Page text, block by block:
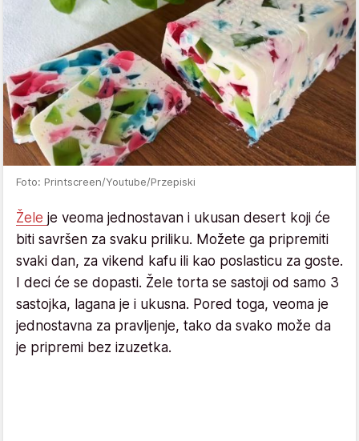
Foto: Printscreen/Youtube/Przepiski
Žele je veoma jednostavan i ukusan desert koji će
biti savršen za svaku priliku. Možete ga pripremiti
svaki dan, za vikend kafu ili kao poslasticu za goste.
I deci će se dopasti. Žele torta se sastoji od samo 3
sastojka, lagana je i ukusna. Pored toga, veoma je
jednostavna za pravljenje, tako da svako može da
je pripremi bez izuzetka.